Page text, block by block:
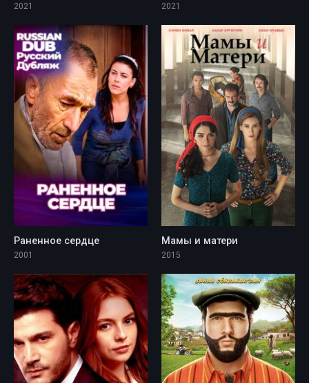
2021 2021
Раненное сердце
2001
Мамы и матери
2015